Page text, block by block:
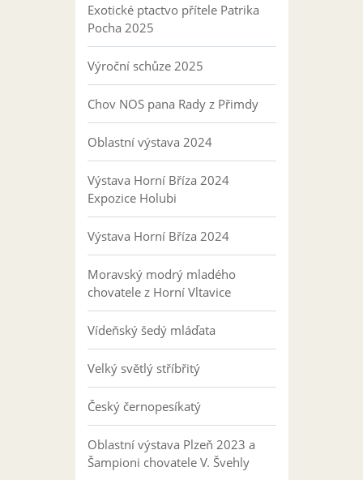
Exotické ptactvo přítele Patrika
Pocha 2025
Výroční schůze 2025
Chov NOS pana Rady z Přimdy
Oblastní výstava 2024
Výstava Horní Bříza 2024
Expozice Holubi
Výstava Horní Bříza 2024
Moravský modrý mladého
chovatele z Horní Vltavice
Vídeňský šedý mláďata
Velký světlý stříbřitý
Český černopesíkatý
Oblastní výstava Plzeň 2023 a
Šampioni chovatele V. Švehly